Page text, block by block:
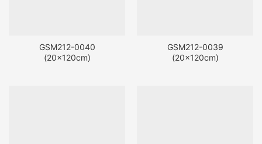
GSM212-0040
(20x120cm)
GSM212-0039
(20x120cm)